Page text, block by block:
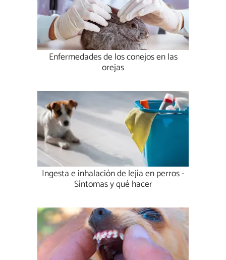
Enfermedades de los conejos en las
orejas
Ingesta e inhalación de lejía en perros -
Síntomas y qué hacer